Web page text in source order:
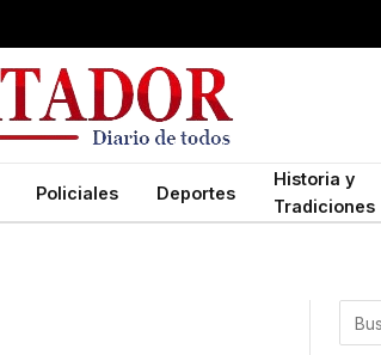
Policiales Deportes
Historia y
Tradiciones